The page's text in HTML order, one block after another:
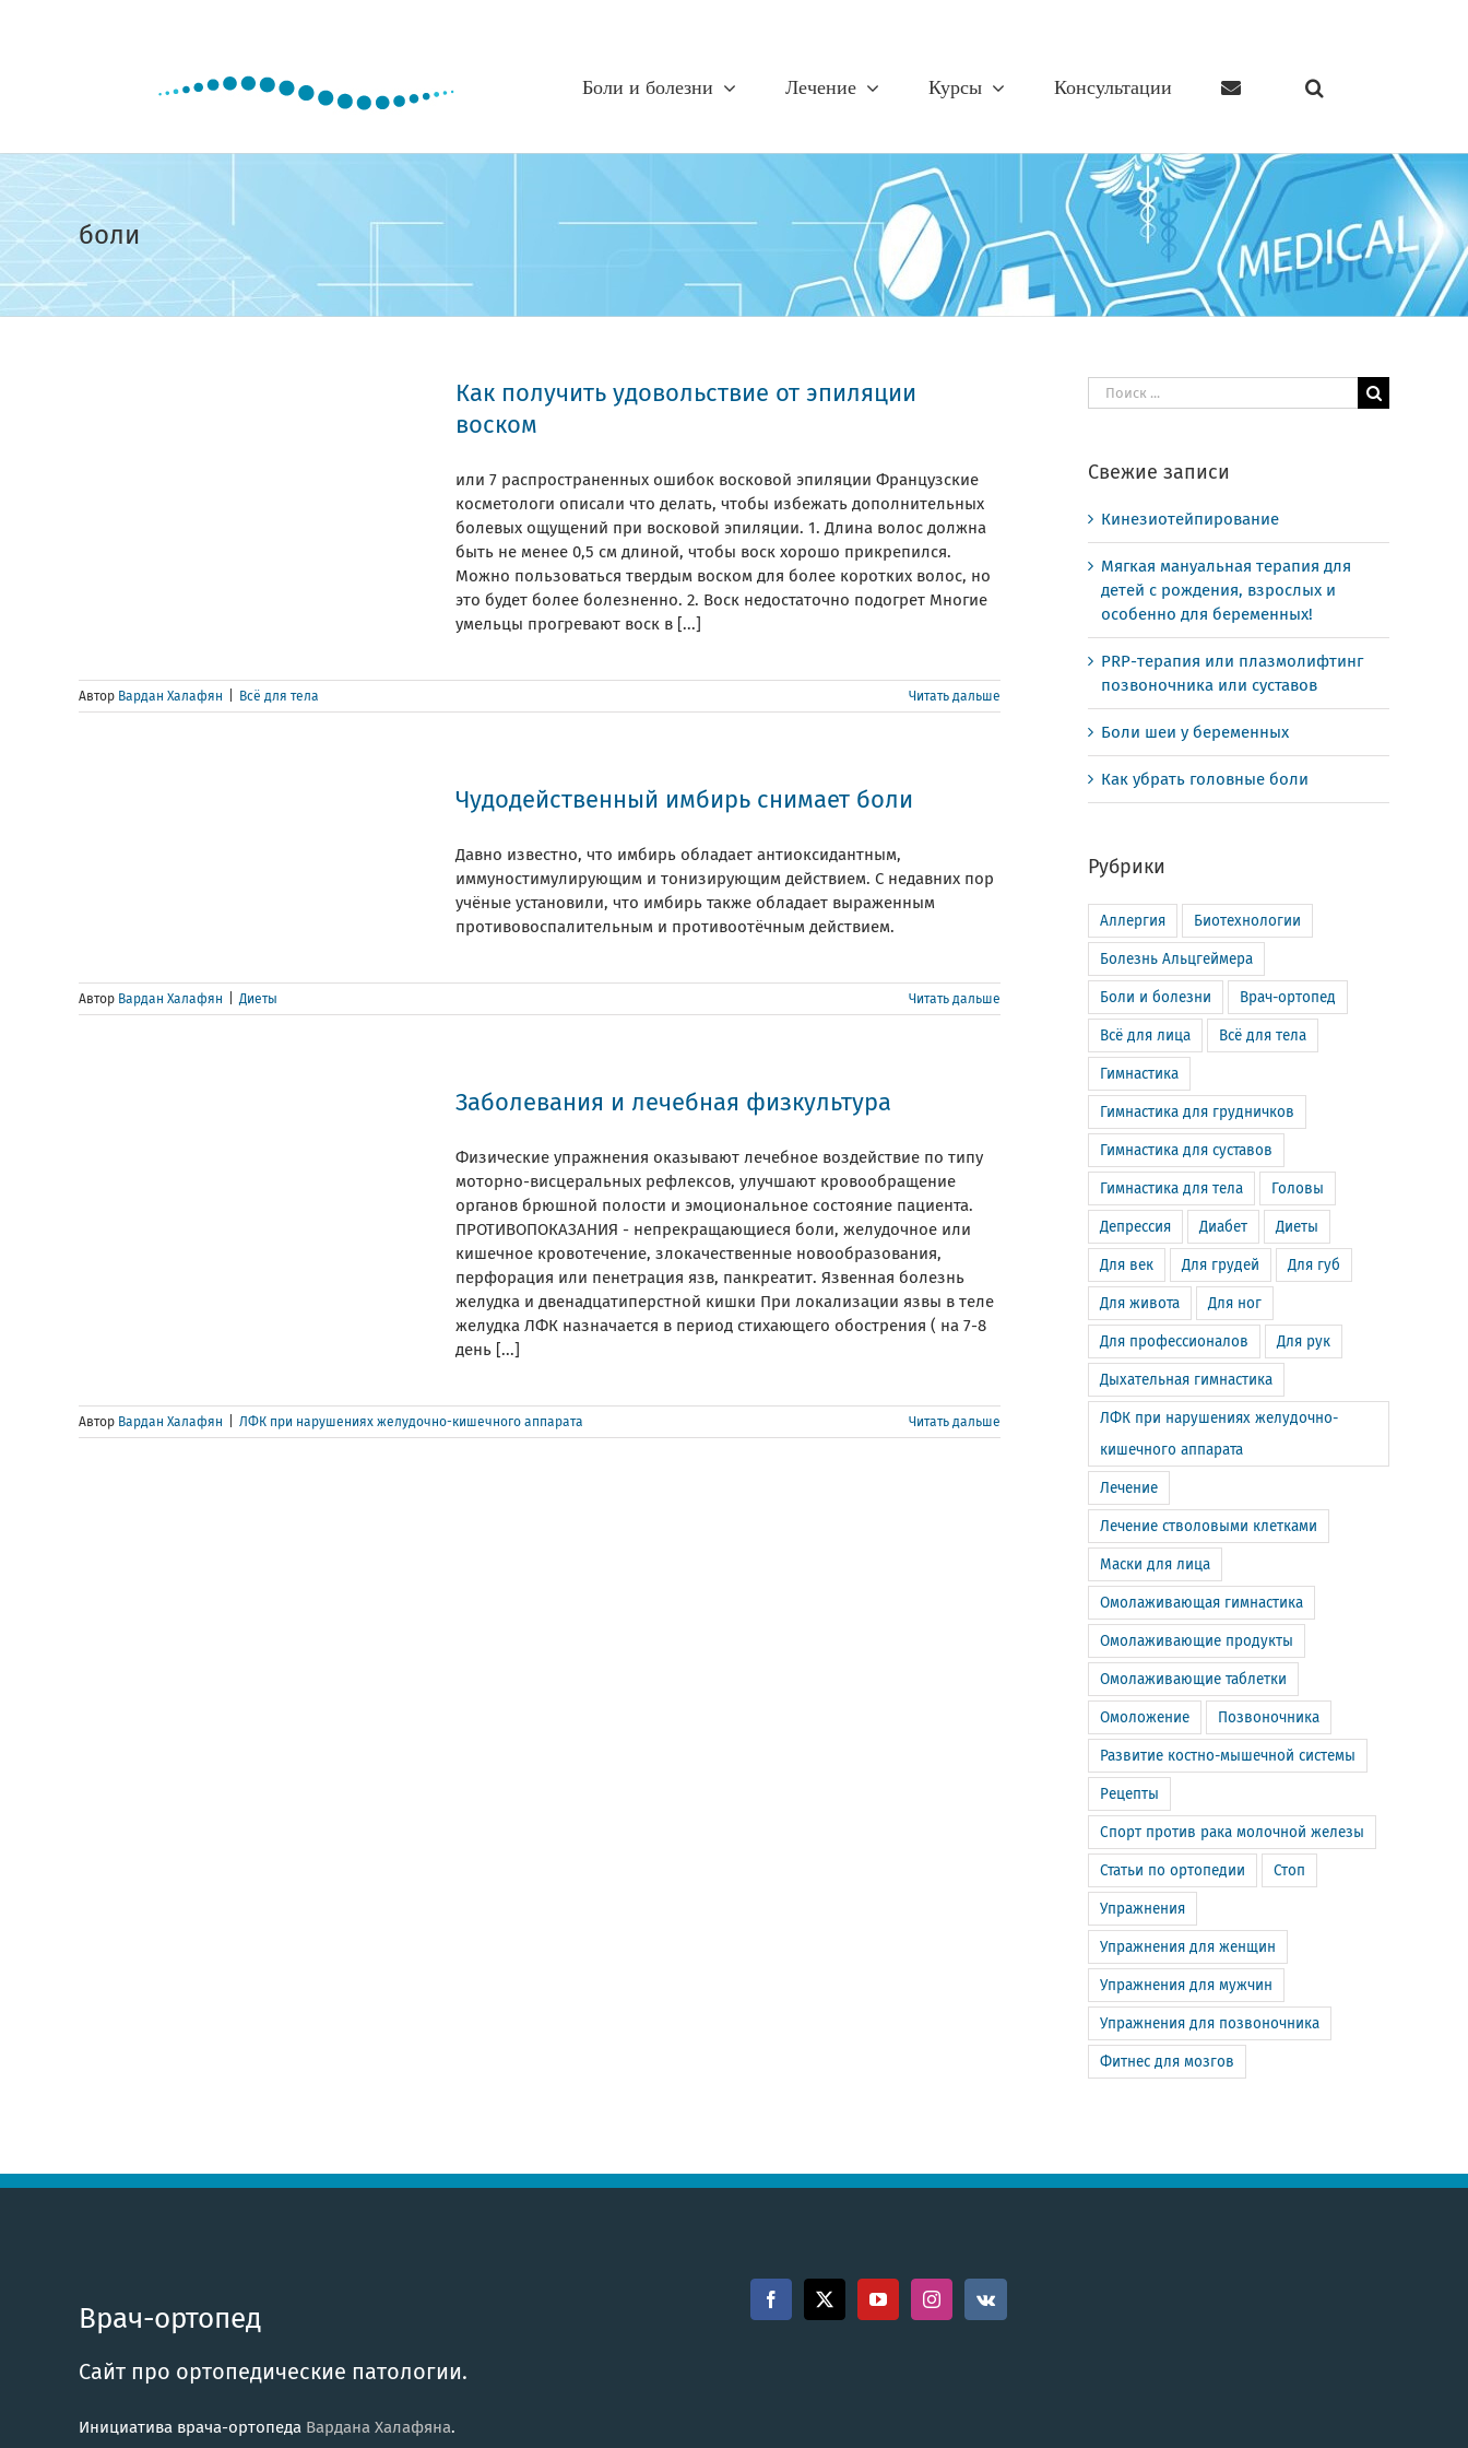
Боли и болезни Лечение Курсы Консультации
боли
Как получить удовольствие от эпиляции
воском
или 7 распространенных ошибок восковой эпиляции Французские
косметологи описали что делать, чтобы избежать дополнительных
болевых ощущений при восковой эпиляции. 1. Длина волос должна
быть не менее 0,5 см длиной, чтобы воск хорошо прикрепился.
Можно пользоваться твердым воском для более коротких волос, но
это будет более болезненно. 2. Воск недостаточно подогрет Многие
умельцы прогревают воск в [...]
Автор Вардан Халафян Всё для тела Читать дальше
Чудодейственный имбирь снимает боли
Давно известно, что имбирь обладает антиоксидантным,
иммуностимулирующим и тонизирующим действием. С недавних пор
учёные установили, что имбирь также обладает выраженным
противовоспалительным и противоотёчным действием.
Автор Вардан Халафян Диеты Читать дальше
Заболевания и лечебная физкультура
Физические упражнения оказывают лечебное воздействие по типу
моторно-висцеральных рефлексов, улучшают кровообращение
органов брюшной полости и эмоциональное состояние пациента.
ПРОТИВОПОКАЗАНИЯ - непрекращающиеся боли, желудочное или
кишечное кровотечение, злокачественные новообразования,
перфорация или пенетрация язв, панкреатит. Язвенная болезнь
желудка и двенадцатиперстной кишки При локализации язвы в теле
желудка ЛФК назначается в период стихающего обострения ( на 7-8
день [...]
Автор Вардан Халафян ЛФК при нарушениях желудочно-кишечного аппарата Читать дальше
Результат
поиска:
Свежие записи
Кинезиотейпирование
Мягкая мануальная терапия для
детей с рождения, взрослых и
особенно для беременных!
PRP-терапия или плазмолифтинг
позвоночника или суставов
Боли шеи у беременных
Как убрать головные боли
Рубрики
Аллергия Биотехнологии
Болезнь Альцгеймера
Боли и болезни Врач-ортопед
Всё для лица Всё для тела
Гимнастика
Гимнастика для грудничков
Гимнастика для суставов
Гимнастика для тела Головы
Депрессия Диабет Диеты
Для век Для грудей Для губ
Для живота Для ног
Для профессионалов Для рук
Дыхательная гимнастика
ЛФК при нарушениях желудочно-
кишечного аппарата
Лечение
Лечение стволовыми клетками
Маски для лица
Омолаживающая гимнастика
Омолаживающие продукты
Омолаживающие таблетки
Омоложение Позвоночника
Развитие костно-мышечной системы
Рецепты
Спорт против рака молочной железы
Статьи по ортопедии Стоп
Упражнения
Упражнения для женщин
Упражнения для мужчин
Упражнения для позвоночника
Фитнес для мозгов
Врач-ортопед
Сайт про ортопедические патологии.
Инициатива врача-ортопеда Вардана Халафяна.